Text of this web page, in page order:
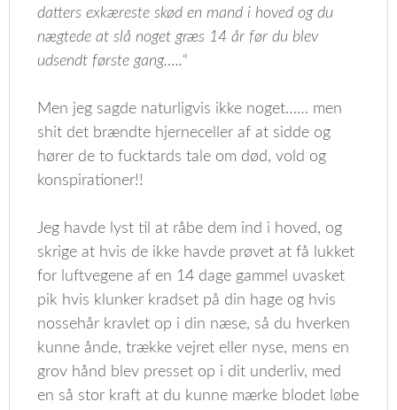
datters exkæreste skød en mand i hoved og du
nægtede at slå noget græs 14 år før du blev
udsendt første gang…..“
Men jeg sagde naturligvis ikke noget…… men
shit det brændte hjerneceller af at sidde og
hører de to fucktards tale om død, vold og
konspirationer!!
Jeg havde lyst til at råbe dem ind i hoved, og
skrige at hvis de ikke havde prøvet at få lukket
for luftvegene af en 14 dage gammel uvasket
pik hvis klunker kradset på din hage og hvis
nossehår kravlet op i din næse, så du hverken
kunne ånde, trække vejret eller nyse, mens en
grov hånd blev presset op i dit underliv, med
en så stor kraft at du kunne mærke blodet løbe